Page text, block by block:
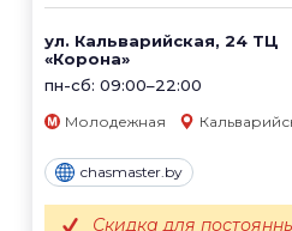
ул. Кальварийская, 24 ТЦ
«Корона»
пн-сб: 09:00–22:00
Молодежная
chasmaster.by
Скидка для